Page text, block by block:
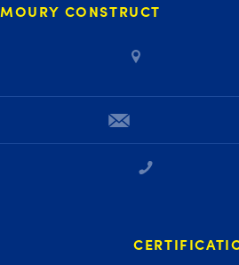
MOURY CONSTRUCT